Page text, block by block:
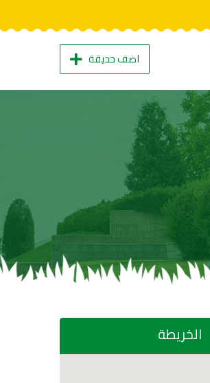
اضف حديقة
الخريطة